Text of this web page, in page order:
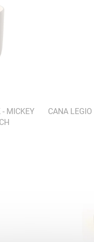
- MICKEY
CANA